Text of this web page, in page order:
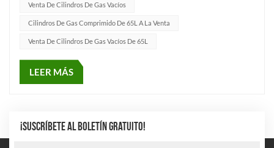
Venta De Cilindros De Gas Vacíos
Cilindros De Gas Comprimido De 65L A La Venta
Venta De Cilindros De Gas Vacíos De 65L
LEER MÁS
¡SUSCRÍBETE AL BOLETÍN GRATUITO!